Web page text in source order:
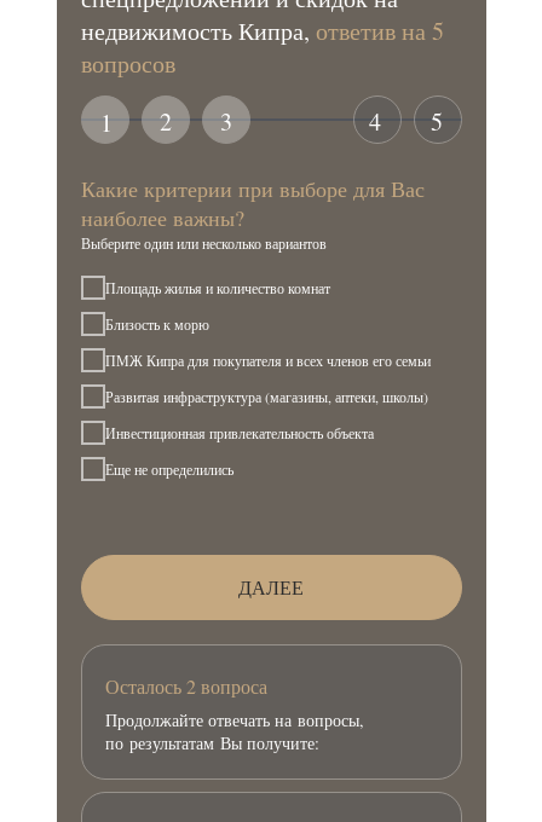
4
2
1 5
Осталось 2 вопроса
Продолжайте отвечать на вопросы,
по результатам Вы получите:
недвижимость Кипра, ответив на 5
вопросов
Какие критерии при выборе для Вас
наиболее важны?
Выберите один или несколько вариантов
3
Площадь жилья и количество комнат
Близость к морю
ПМЖ Кипра для покупателя и всех членов его семьи
Развитая инфраструктура (магазины, аптеки, школы)
Инвестиционная привлекательность объекта
Еще не определились
ДАЛЕЕ